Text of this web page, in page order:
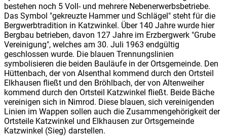
bestehen noch 5 Voll- und mehrere Nebenerwerbsbetriebe.
Das Symbol "gekreuzte Hammer und Schlägel" steht für die
Bergwerbtradition in Katzwinkel. Über 140 Jahre wurde hier
Bergbau betrieben, davon 127 Jahre im Erzbergwerk "Grube
Vereinigung", welches am 30. Juli 1963 endgültig
geschlossen wurde. Die blauen Trennungslinien
symbolisieren die beiden Bauläufe in der Ortsgemeinde. Den
Hüttenbach, der von Alsenthal kommend durch den Ortsteil
Elkhausen fließt und den Bröhlbach, der von Altenweiher
kommend durch den Ortsteil Katzwinkel fließt. Beide Bäche
vereinigen sich in Nimrod. Diese blauen, sich vereinigenden
Linien im Wappen sollen auch die Zusammengehörigkeit der
Ortsteile Katzwinkel und Elkhausen zur Ortsgemeinde
Katzwinkel (Sieg) darstellen.